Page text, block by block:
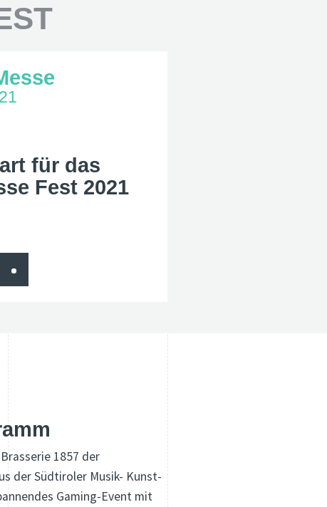
für das
Fest 2021
1857 der
der Südtiroler Musik- Kunst-
Gaming-Event mit